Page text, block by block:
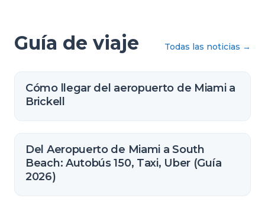
Guía de viaje Todas las noticias →
Cómo llegar del aeropuerto de Miami a
Brickell
Del Aeropuerto de Miami a South
Beach: Autobús 150, Taxi, Uber (Guía
2026)